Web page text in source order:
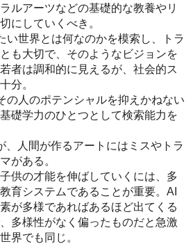
ルアーツなどの基礎的な教養やリ
にしていくべき。
い世界とは何なのかを模索し、トラ
も大切で、そのようなビジョンを
者は調和的に見えるが、社会的ス
分。
の人のポテンシャルを抑えかねない
礎学力のひとつとして検索能力を
、人間が作るアートにはミスやトラ
がある。
供の才能を伸ばしていくには、多
育システムであることが重要。AI
が多様であればあるほど出てくる
多様性がなく偏ったものだと急激
界でも同じ。